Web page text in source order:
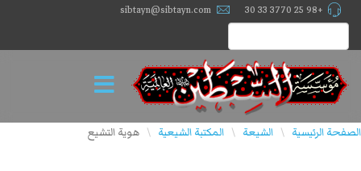
+98 25 3770 33 30
sibtayn@sibtayn.com
الصفحة الرئيسية \ الشيعة \ المكتبة الشيعية \ هویة التشیع